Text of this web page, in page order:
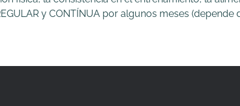
y CONTÍNUA por algunos meses (depende